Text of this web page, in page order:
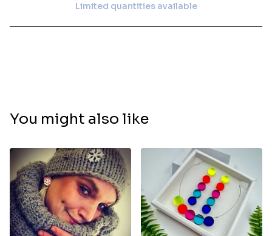
View cart
Limited quantities available
You might also like